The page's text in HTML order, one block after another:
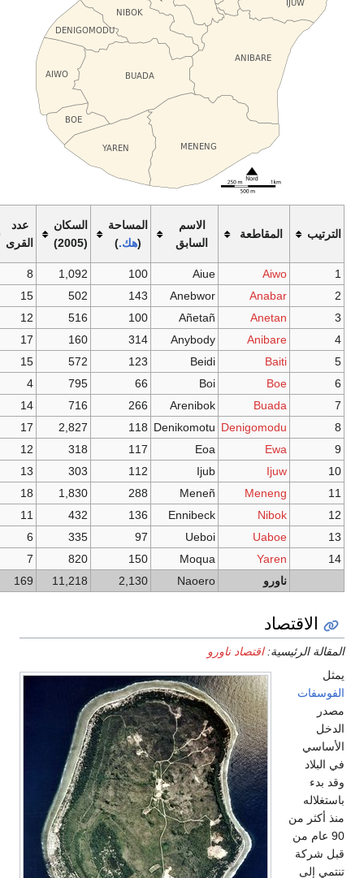
السابق
هك.
السكان
القرى
السكانية/
هك.
Aiue
100
1,092
10.9
Anebwor
143
502
15
3.5
Añetañ
100
516
5.2
Anybody
314
160
17
0.5
Beidi
123
572
4.7
66
795
Arenibok
266
716
14
2.7
Denikomotu
118
2,827
17
24.0
Eoa
117
318
2.7
112
303
2.7
Meneñ
288
1,830
6.4
Ennibeck
136
432
11
3.2
Ueboi
97
335
Moqua
150
820
5.5
2,130
11,218
169
5.3